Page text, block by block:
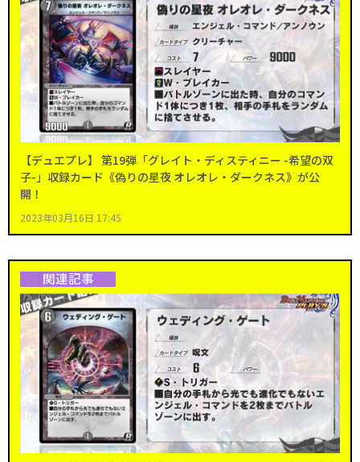
【デュエプレ】 第19弾「グレイト・ディスティニー -希望の双
子-」収録カード《偽りの星夜 オレオレ・ダークネス》が公
開！
2023年03月16日 17:45
関連記事